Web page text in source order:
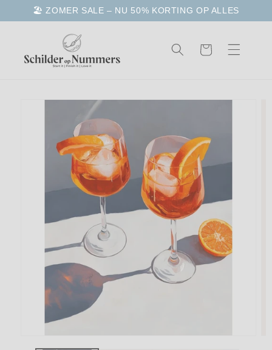
🏖️ ZOMER SALE – NU 50% KORTING OP ALLES
naar de
content
Winkelwagen